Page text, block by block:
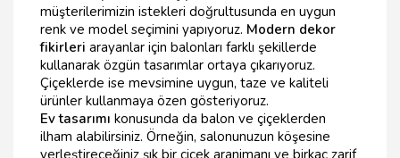
müşterilerimizin istekleri doğrultusunda en uygun
renk ve model seçimini yapıyoruz. Modern dekor
fikirleri arayanlar için balonları farklı şekillerde
kullanarak özgün tasarımlar ortaya çıkarıyoruz.
Çiçeklerde ise mevsimine uygun, taze ve kaliteli
ürünler kullanmaya özen gösteriyoruz.
Ev tasarımı konusunda da balon ve çiçeklerden
ilham alabilirsiniz. Örneğin, salonunuzun köşesine